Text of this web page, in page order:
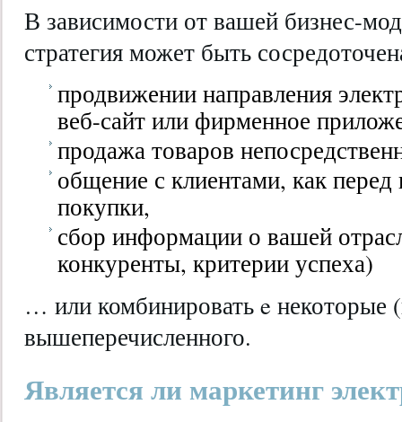
В зависимости от вашей бизнес-
стратегия может быть
продвижении направления
веб-сайт или фирменное
продажа товаров
общение с клиентами, как перед
покупки,
сбор информации о вашей
конкуренты, критерии успеха)
… или комбинировать e некоторые
вышеперечисленного.
Является ли маркетинг